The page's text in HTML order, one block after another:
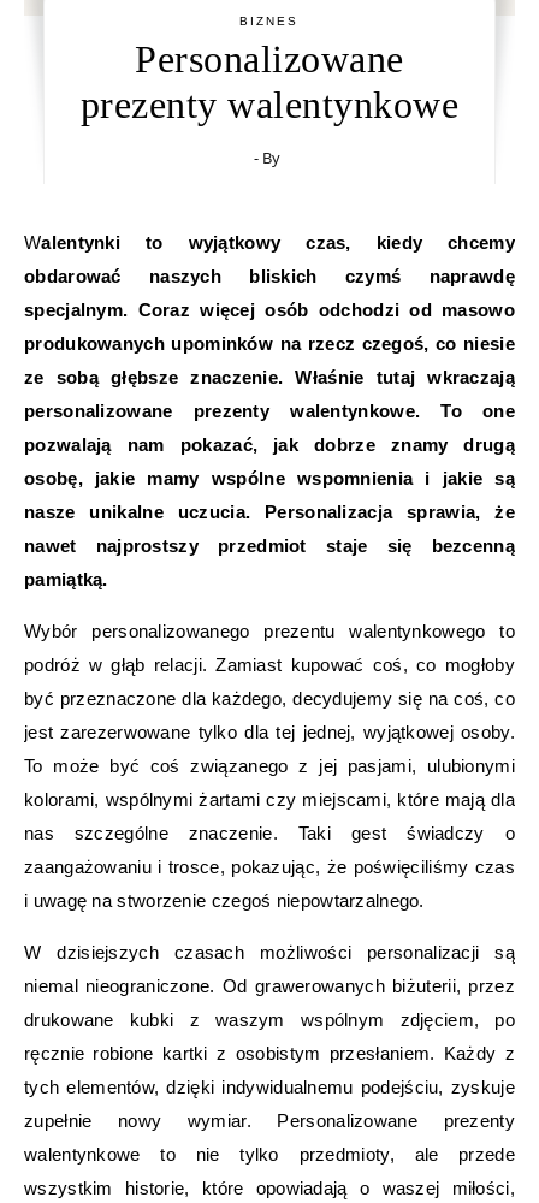
BIZNES
Personalizowane
prezenty walentynkowe
- By
Walentynki to wyjątkowy czas, kiedy chcemy
obdarować naszych bliskich czymś naprawdę
specjalnym. Coraz więcej osób odchodzi od masowo
produkowanych upominków na rzecz czegoś, co niesie
ze sobą głębsze znaczenie. Właśnie tutaj wkraczają
personalizowane prezenty walentynkowe. To one
pozwalają nam pokazać, jak dobrze znamy drugą
osobę, jakie mamy wspólne wspomnienia i jakie są
nasze unikalne uczucia. Personalizacja sprawia, że
nawet najprostszy przedmiot staje się bezcenną
pamiątką.
Wybór personalizowanego prezentu walentynkowego to
podróż w głąb relacji. Zamiast kupować coś, co mogłoby
być przeznaczone dla każdego, decydujemy się na coś, co
jest zarezerwowane tylko dla tej jednej, wyjątkowej osoby.
To może być coś związanego z jej pasjami, ulubionymi
kolorami, wspólnymi żartami czy miejscami, które mają dla
nas szczególne znaczenie. Taki gest świadczy o
zaangażowaniu i trosce, pokazując, że poświęciliśmy czas
i uwagę na stworzenie czegoś niepowtarzalnego.
W dzisiejszych czasach możliwości personalizacji są
niemal nieograniczone. Od grawerowanych biżuterii, przez
drukowane kubki z waszym wspólnym zdjęciem, po
ręcznie robione kartki z osobistym przesłaniem. Każdy z
tych elementów, dzięki indywidualnemu podejściu, zyskuje
zupełnie nowy wymiar. Personalizowane prezenty
walentynkowe to nie tylko przedmioty, ale przede
wszystkim historie, które opowiadają o waszej miłości,